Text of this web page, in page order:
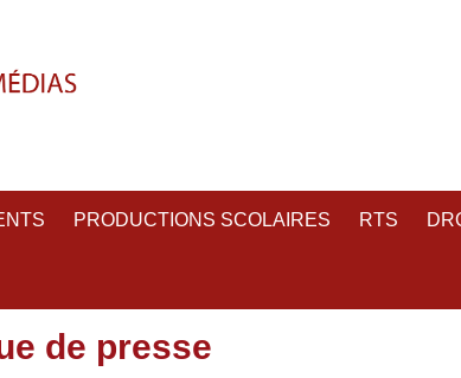
PRODUCTIONS SCOLAIRES RTS
de presse